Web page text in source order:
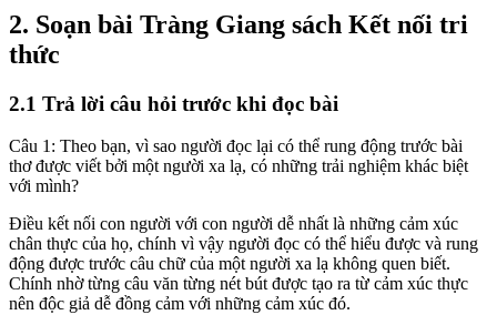
2. Soạn bài Tràng Giang sách Kết nối tri
thức
2.1 Trả lời câu hỏi trước khi đọc bài
Câu 1: Theo bạn, vì sao người đọc lại có thể rung động trước bài
thơ được viết bởi một người xa lạ, có những trải nghiệm khác biệt
với mình?
Điều kết nối con người với con người dễ nhất là những cảm xúc
chân thực của họ, chính vì vậy người đọc có thể hiểu được và rung
động được trước câu chữ của một người xa lạ không quen biết.
Chính nhờ từng câu văn từng nét bút được tạo ra từ cảm xúc thực
nên độc giả dễ đồng cảm với những cảm xúc đó.